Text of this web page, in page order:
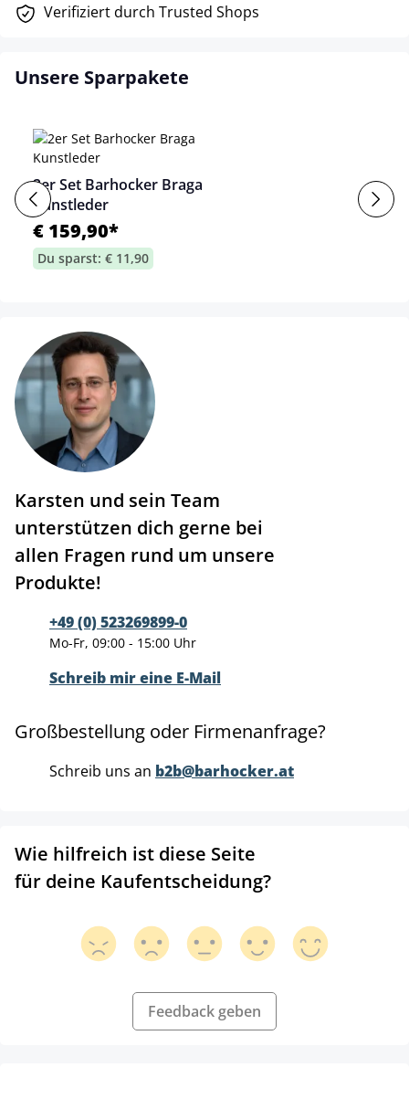
Verifiziert durch Trusted Shops
Unsere Sparpakete
2er Set Barhocker Braga
Kunstleder
€ 159,90*
Du sparst: € 11,90
Karsten und sein Team
unterstützen dich gerne bei
allen Fragen rund um unsere
Produkte!
+49 (0) 523269899-0
Mo-Fr, 09:00 - 15:00 Uhr
Schreib mir eine E-Mail
Großbestellung oder Firmenanfrage?
Schreib uns an b2b@barhocker.at
Wie hilfreich ist diese Seite
für deine Kaufentscheidung?
Feedback geben